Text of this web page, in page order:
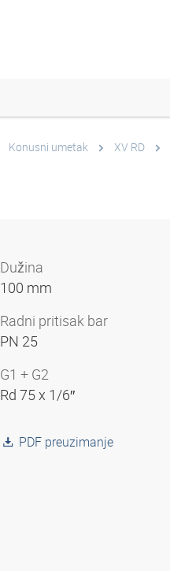
Konusni umetak XV RD
Dužina
100 mm
Radni pritisak bar
PN 25
G1 + G2
Rd 75 x 1/6″
PDF preuzimanje